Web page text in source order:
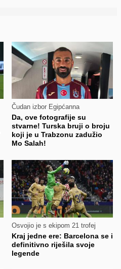
Čudan izbor Egipćanna
Da, ove fotografije su
stvarne! Turska bruji o broju
koji je u Trabzonu zadužio
Mo Salah!
Osvojio je s ekipom 21 trofej
Kraj jedne ere: Barcelona se i
definitivno riješila svoje
legende